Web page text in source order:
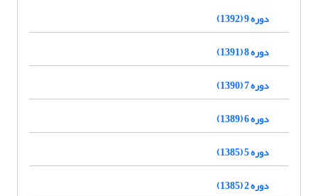
دوره 9 (1392)
دوره 8 (1391)
دوره 7 (1390)
دوره 6 (1389)
دوره 5 (1385)
دوره 2 (1385)